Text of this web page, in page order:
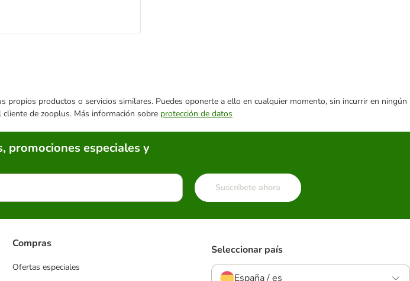
productos o servicios similares. Puedes oponerte a ello en cualquier momento, sin incurrir en ningún
de zooplus. Más información sobre protección de datos
promociones especiales y
Suscríbete ahora
Compras
Ofertas especiales
Seleccionar país
España / es